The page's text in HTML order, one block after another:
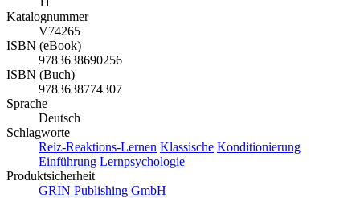
Katalognummer
V74265
ISBN (eBook)
9783638690256
ISBN (Buch)
9783638774307
Sprache
Deutsch
Schlagworte
Reiz-Reaktions-Lernen Klassische Konditionierung
Einführung Lernpsychologie
Produktsicherheit
GRIN Publishing GmbH